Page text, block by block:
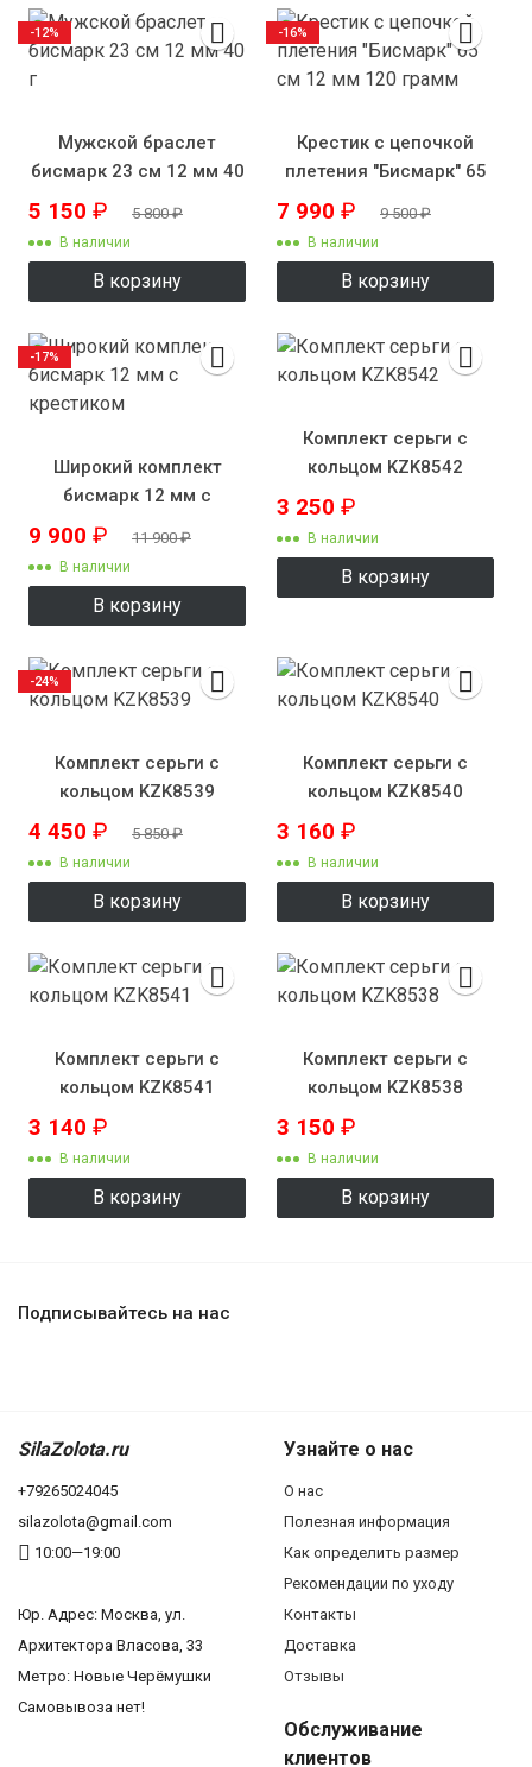
Мужской браслет
бисмарк 23 см 12 мм 40
5 150 ₽ 5 800₽
В наличии
В корзину
-12%
Крестик с цепочкой
плетения "Бисмарк" 65
см 12 мм 120 грамм
7 990 ₽ 9 500₽
В наличии
В корзину
-16%
Широкий комплект
бисмарк 12 мм с
крестиком
9 900 ₽ 11 900₽
В наличии
В корзину
-17%
Комплект серьги с
кольцом KZK8542
3 250 ₽
В наличии
В корзину
Комплект серьги с
кольцом KZK8539
4 450 ₽ 5 850₽
В наличии
В корзину
-24%
Комплект серьги с
кольцом KZK8540
3 160 ₽
В наличии
В корзину
Комплект серьги с
кольцом KZK8541
3 140 ₽
В наличии
В корзину
Комплект серьги с
кольцом KZK8538
3 150 ₽
В наличии
В корзину
Подписывайтесь на нас
SilaZolota.ru
+79265024045
silazolota@gmail.com
10:00—19:00
Юр. Адреc: Москва, ул.
Архитектора Власова, 33
Метро: Новые Черёмушки
Самовывоза нет!
Узнайте о нас
О нас
Полезная информация
Как определить размер
Рекомендации по уходу
Контакты
Доставка
Отзывы
Обслуживание
клиентов